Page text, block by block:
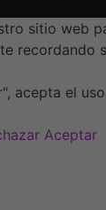
sitio web
recordando
acepta el
Aceptar